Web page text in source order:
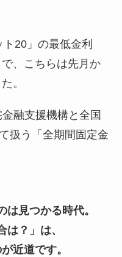
20」の最低金利
、こちらは先月か
。
融支援機構と全国
扱う「全期間固定金
見つかる時代。
は？」は、
近道です。